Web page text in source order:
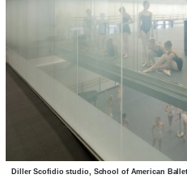
Diller Scofidio studio, School of American